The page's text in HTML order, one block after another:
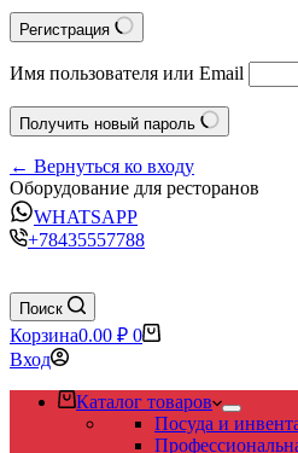
Регистрация
Имя пользователя или Email
Получить новый пароль
← Вернуться ко входу
Оборудование для ресторанов
WHATSAPP
+78435557788
Поиск
Корзина0.00 ₽ 0
Вход
Каталог товаров
Посуда и